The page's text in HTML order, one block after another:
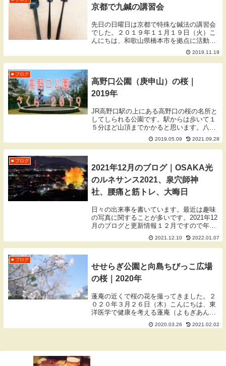
京都で九鍼の講習会
先日の日曜日は京都で特殊な鍼法の講習会
でした。２０１９年１１月１９日（火）こ
んにちは、和歌山県橋本市を拠点に活動し
ております蓬庵（よもぎあん）のワダで
す。ブログをご覧いただきありがとうござ
います。九鍼の講習会最後になる３回目講
2019.11.19
■ ブログ
高野口公園（庚申山）の桜｜
2019年
JR高野口駅の上にある高野口の桜の名所と
してしられる公園です。駅からは歩いて１
５分ほど山頂までかかると思います。八幡
神社のところに駐車場があるので、山の中
腹までは車で行けます。
2019.05.09 2021.09.28
■ ブログ
2021年12月のブログ｜OSAKA光
のルネサンス2021、泉穴師神
社、腰痛と筋トレ、大晦日
日々の出来事を書いています。最近は趣味
の写真に関することが多いです。2021年12
月のブログと更新情報１２月ですので年の
瀬を感じる話題が多くなってきました。御
堂筋や中之島の綺麗なイルミネーションの
写真も投稿しています。あっという間の１
2021.12.10 2022.01.07
■ ブログ
せせらぎ公園と向島ちびっこ広場
の桜｜2020年
蓬庵の近くで桜の花を撮ってきました。２
０２０年３月２６日（木）こんにちは、東
洋医学で健康を考える蓬庵（よもぎあん）
のワダです。ブログをご覧いただきありが
とうございます。※一部の写真はクリック
2020.03.26 2021.02.02